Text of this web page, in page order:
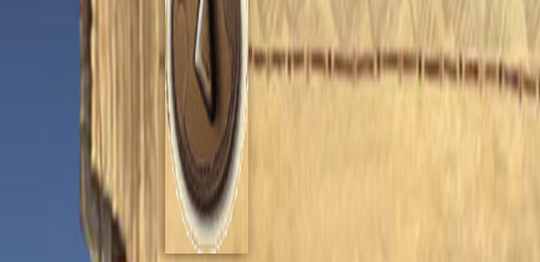
Жигалов В.Ф.
Жигалова
Г.П.